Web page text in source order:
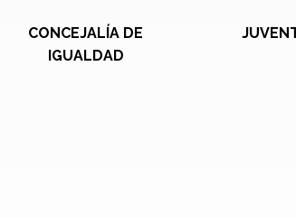
CONCEJALÍA DE
IGUALDAD